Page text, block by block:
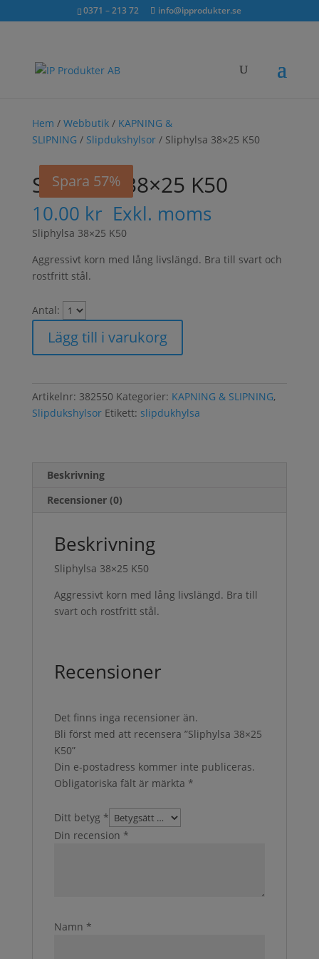
inkl. moms0371 – 213 72 info@ipprodukter.se
Sök...
×
Hem / Webbutik/ KAPNING &
SLIPNING / Slipdukshylsor/ Sliphylsa 38×25 K50
Sliphylsa 38×25 K50
10.00 kr Exkl. moms
Sliphylsa 38×25 K50
Aggressivt korn med lång livslängd. Bra till svart och
rostfritt stål.
Antal:
Lägg till i varukorg
Artikelnr: 382550 Kategorier: KAPNING & SLIPNING,
Slipdukshylsor Etikett: slipdukhylsa
Beskrivning
Recensioner (0)
Beskrivning
Sliphylsa 38×25 K50
Aggressivt korn med lång livslängd. Bra till
svart och rostfritt stål.
Recensioner
Det finns inga recensioner än.
Bli först med att recensera ”Sliphylsa 38×25
K50”
Din e-postadress kommer inte publiceras.
Obligatoriska fält är märkta *
Ditt betyg *
Din recension *
Namn *
Spara 59%
Spara 57%